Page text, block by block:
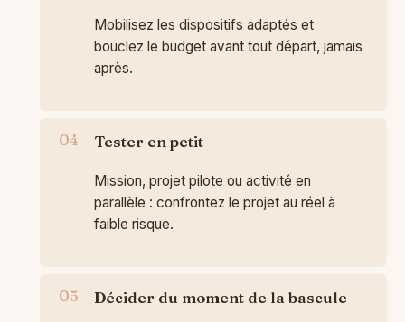
Mobilisez les dispositifs adaptés et
bouclez le budget avant tout départ, jamais
après.
Tester en petit
Mission, projet pilote ou activité en
parallèle : confrontez le projet au réel à
faible risque.
Décider du moment de la bascule